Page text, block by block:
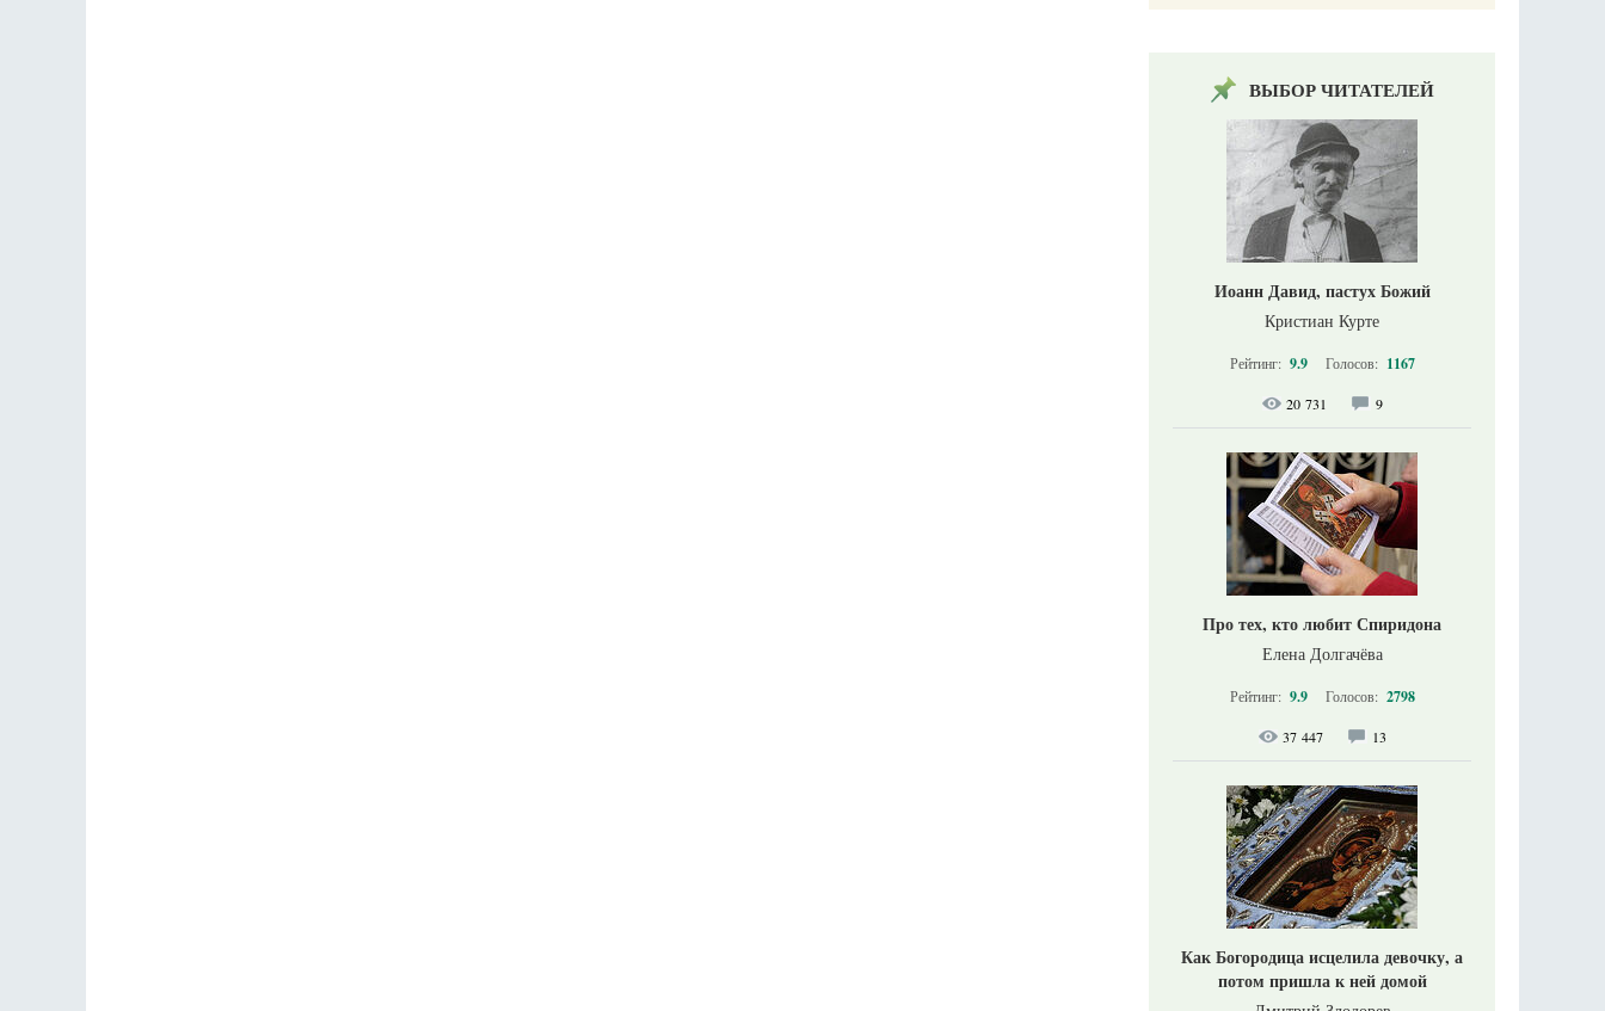
ВЫБОР ЧИТАТЕЛЕЙ
Иоанн Давид, пастух Божий
Кристиан Курте
Рейтинг: 9.9 Голосов: 1167
20 731 9
Про тех, кто любит Спиридона
Елена Долгачёва
Рейтинг: 9.9 Голосов: 2798
37 447 13
Как Богородица исцелила девочку, а
потом пришла к ней домой